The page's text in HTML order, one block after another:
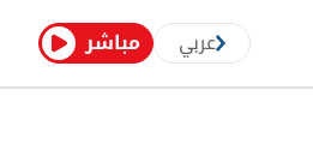
مباشر عربي